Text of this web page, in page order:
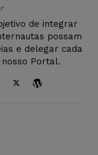
de integrar
possam
e delegar cada
Portal.